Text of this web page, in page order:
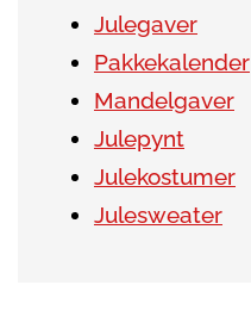
Julegaver
Pakkekalender
Mandelgaver
Julepynt
Julekostumer
Julesweater